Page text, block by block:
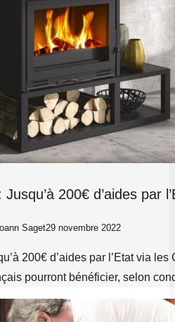
200€ d’aides par
Saget29 novembre 2022
200€ d’aides par l’Etat via
pourront bénéficier, selon